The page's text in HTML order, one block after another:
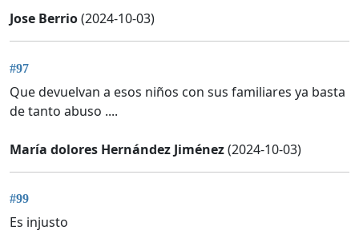
Jose Berrio(2024-10-03)
#97
Que devuelvan a esos niños con sus familiares ya basta
de tanto abuso ....
María dolores Hernández Jiménez(2024-10-03)
#99
Es injusto